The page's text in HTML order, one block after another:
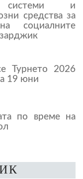
системи и
средства за
социалните
Турнето 2026
19 юни
по време на